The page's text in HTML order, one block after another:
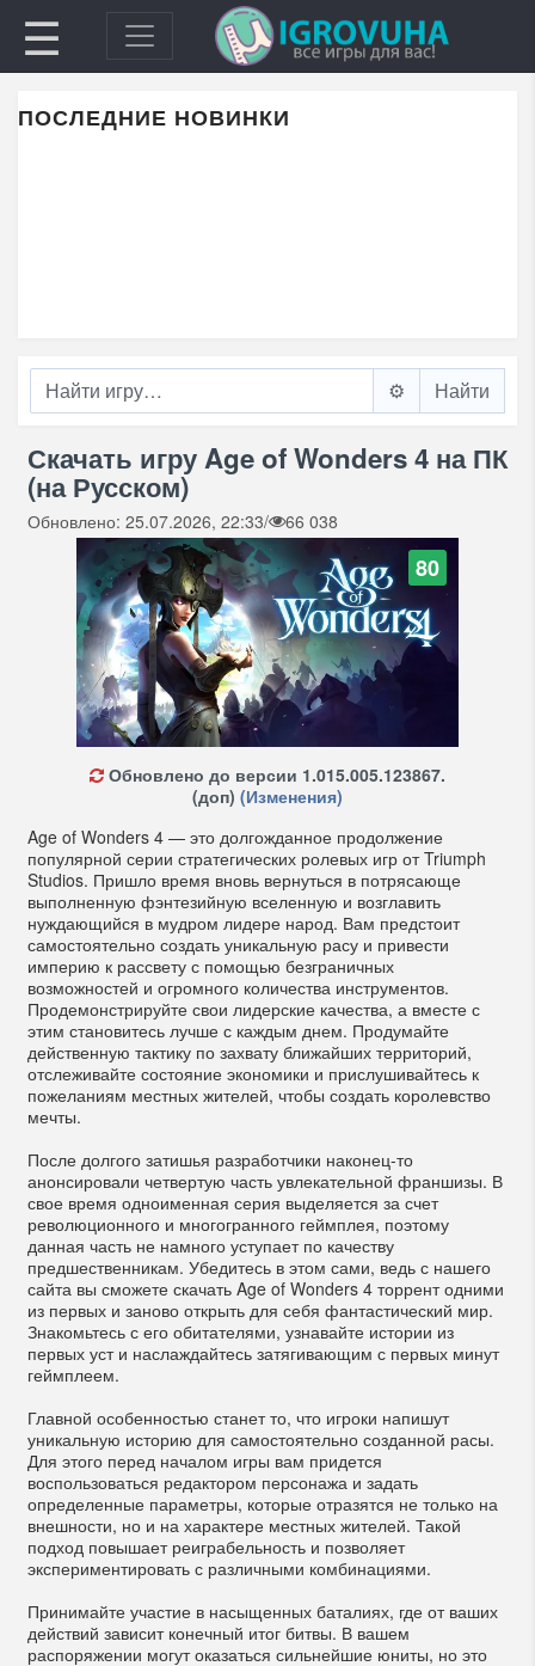
☰
ПОСЛЕДНИЕ НОВИНКИ
⚙️
Скачать игру Age of Wonders 4 на ПК
(на Русском)
Обновлено: 25.07.2026, 22:33/ 66 038
80
Обновлено до версии 1.015.005.123867.
(доп) (Изменения)
Age of Wonders 4 — это долгожданное продолжение
популярной серии стратегических ролевых игр от Triumph
Studios. Пришло время вновь вернуться в потрясающе
выполненную фэнтезийную вселенную и возглавить
нуждающийся в мудром лидере народ. Вам предстоит
самостоятельно создать уникальную расу и привести
империю к рассвету с помощью безграничных
возможностей и огромного количества инструментов.
Продемонстрируйте свои лидерские качества, а вместе с
этим становитесь лучше с каждым днем. Продумайте
действенную тактику по захвату ближайших территорий,
отслеживайте состояние экономики и прислушивайтесь к
пожеланиям местных жителей, чтобы создать королевство
мечты.
После долгого затишья разработчики наконец-то
анонсировали четвертую часть увлекательной франшизы. В
свое время одноименная серия выделяется за счет
революционного и многогранного геймплея, поэтому
данная часть не намного уступает по качеству
предшественникам. Убедитесь в этом сами, ведь с нашего
сайта вы сможете скачать Age of Wonders 4 торрент одними
из первых и заново открыть для себя фантастический мир.
Знакомьтесь с его обитателями, узнавайте истории из
первых уст и наслаждайтесь затягивающим с первых минут
геймплеем.
Главной особенностью станет то, что игроки напишут
уникальную историю для самостоятельно созданной расы.
Для этого перед началом игры вам придется
воспользоваться редактором персонажа и задать
определенные параметры, которые отразятся не только на
внешности, но и на характере местных жителей. Такой
подход повышает реиграбельность и позволяет
экспериментировать с различными комбинациями.
Принимайте участие в насыщенных баталиях, где от ваших
действий зависит конечный итог битвы. В вашем
распоряжении могут оказаться сильнейшие юниты, но это